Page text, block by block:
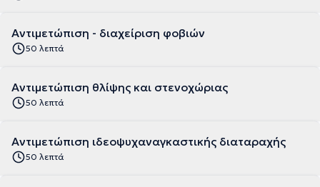
Αντιμετώπιση - διαχείριση φοβιών
50 λεπτά
Αντιμετώπιση θλίψης και στενοχώριας
50 λεπτά
Αντιμετώπιση ιδεοψυχαναγκαστικής διαταραχής
50 λεπτά